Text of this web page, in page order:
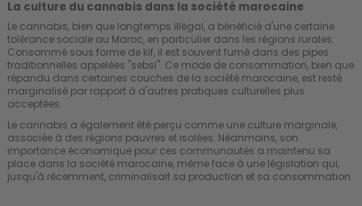
La culture du cannabis dans la société marocaine
Le cannabis, bien que longtemps illégal, a bénéficié d'une certaine
tolérance sociale au Maroc, en particulier dans les régions rurales.
Consommé sous forme de kif, il est souvent fumé dans des pipes
traditionnelles appelées "sebsi". Ce mode de consommation, bien que
répandu dans certaines couches de la société marocaine, est resté
marginalisé par rapport à d'autres pratiques culturelles plus
acceptées.
Le cannabis a également été perçu comme une culture marginale,
associée à des régions pauvres et isolées. Néanmoins, son
importance économique pour ces communautés a maintenu sa
place dans la société marocaine, même face à une législation qui,
jusqu'à récemment, criminalisait sa production et sa consommation.